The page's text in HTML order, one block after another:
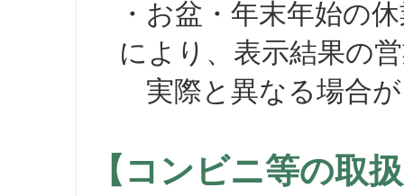
・お盆・年末年始の
により、表示結果の
実際と異なる場合が
【コンビニ等の取